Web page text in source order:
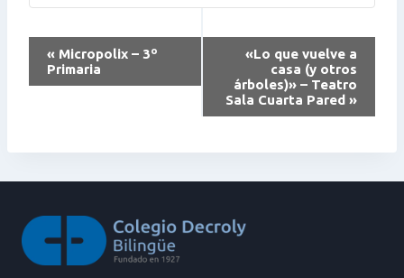
Navegación
del
« Micropolix – 3º
Primaria
«Lo que vuelve a
casa (y otros
árboles)» – Teatro
Sala Cuarta Pared »